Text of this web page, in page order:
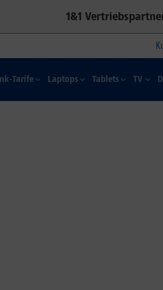
1&1
Tarife Laptops Tablets TV